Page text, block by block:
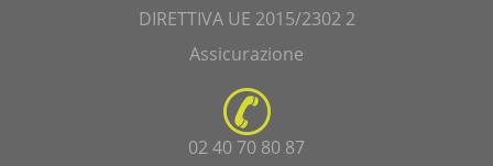
DIRETTIVA UE 2015/2302 2
Assicurazione
02 40 70 80 87